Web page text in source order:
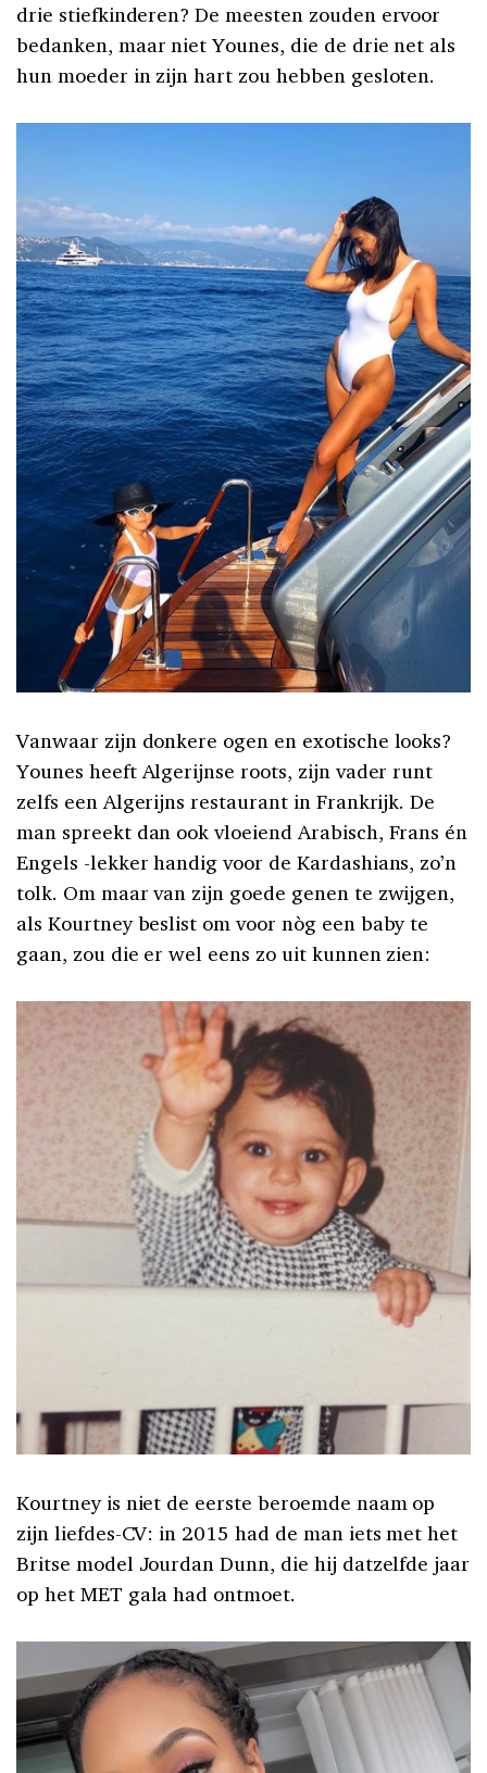
drie stiefkinderen? De meesten zouden ervoor
bedanken, maar niet Younes, die de drie net als
hun moeder in zijn hart zou hebben gesloten.
Vanwaar zijn donkere ogen en exotische looks?
Younes heeft Algerijnse roots, zijn vader runt
zelfs een Algerijns restaurant in Frankrijk. De
man spreekt dan ook vloeiend Arabisch, Frans én
Engels -lekker handig voor de Kardashians, zo’n
tolk. Om maar van zijn goede genen te zwijgen,
als Kourtney beslist om voor nòg een baby te
gaan, zou die er wel eens zo uit kunnen zien:
Kourtney is niet de eerste beroemde naam op
zijn liefdes-CV: in 2015 had de man iets met het
Britse model Jourdan Dunn, die hij datzelfde jaar
op het MET gala had ontmoet.